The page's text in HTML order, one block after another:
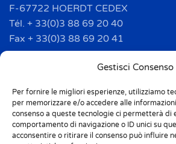
Gestisci Consenso
Per fornire le migliori esperienze, utilizziamo
per memorizzare e/o accedere alle
consenso a queste tecnologie ci permetterà di
comportamento di navigazione o ID unici su
acconsentire o ritirare il consenso può influire
F-67722 HOERDT CEDEX
Tél. + 33(0)3 88 69 20 40
Fax + 33(0)3 88 69 20 41
info.france@m-home.com
Mondex Menaje España S.a.
Address: Ctra de Girona, km. 101.5
E-17160 Angles (Girona)